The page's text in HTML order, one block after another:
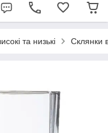
та низькі Склянки